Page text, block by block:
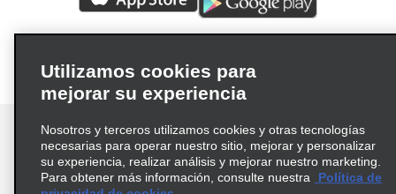
Términos de uso Política de privacidad
Utilizamos cookies para
mejorar su experiencia
Nosotros y terceros utilizamos cookies y otras tecnologías
necesarias para operar nuestro sitio, mejorar y personalizar
su experiencia, realizar análisis y mejorar nuestro marketing.
Para obtener más información, consulte nuestra
Política de